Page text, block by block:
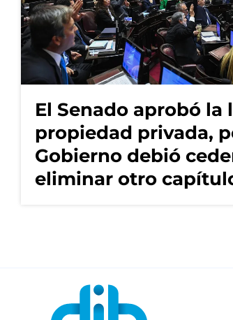
El Senado aprobó la
propiedad privada,
Gobierno debió
eliminar otro